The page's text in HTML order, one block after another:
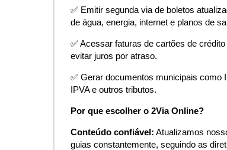
✅ Emitir segunda via de boletos
de água, energia, internet e planos de
✅ Acessar faturas de cartões de crédito
evitar juros por atraso.
✅ Gerar documentos municipais como
IPVA e outros tributos.
Por que escolher o 2Via Online?
Conteúdo confiável: Atualizamos
guias constantemente, seguindo as